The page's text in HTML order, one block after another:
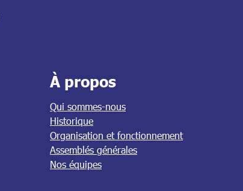
À propos
Qui sommes-nous
Historique
Organisation et fonctionnement
Assemblés générales
Nos équipes